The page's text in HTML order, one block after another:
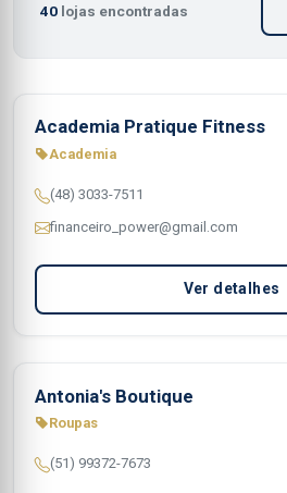
40 lojas encontradas
Academia Pratique Fitness
Academia
(48) 3033-7511
financeiro_power@gmail.com
Ver detalhes
Antonia's Boutique
Roupas
(51) 99372-7673